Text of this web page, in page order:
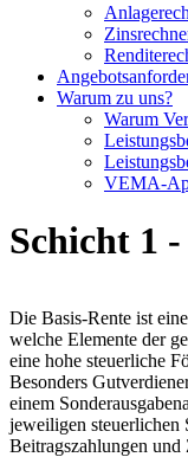
Warum zu uns?
Warum
VEMA-
Schicht 1
Die Basis-Rente ist
welche Elemente der
eine hohe steuerliche
Besonders
einem
jeweiligen
Beitragszahlungen